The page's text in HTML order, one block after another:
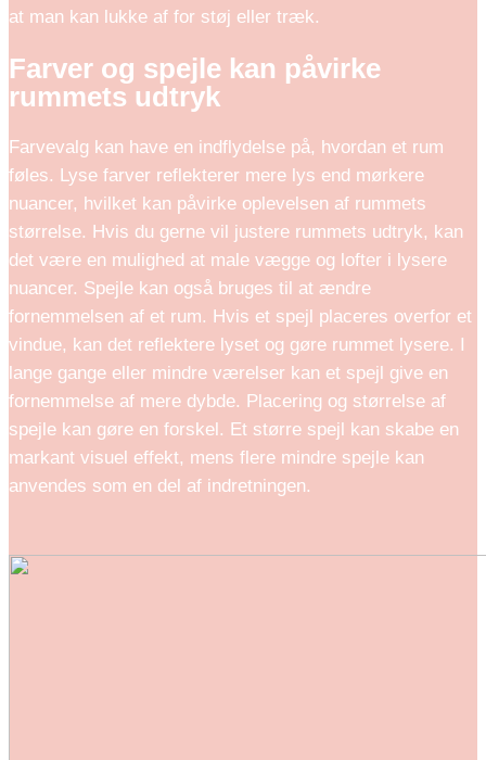
at man kan lukke af for støj eller træk.
Farver og spejle kan påvirke
rummets udtryk
Farvevalg kan have en indflydelse på, hvordan et rum
føles. Lyse farver reflekterer mere lys end mørkere
nuancer, hvilket kan påvirke oplevelsen af rummets
størrelse. Hvis du gerne vil justere rummets udtryk, kan
det være en mulighed at male vægge og lofter i lysere
nuancer. Spejle kan også bruges til at ændre
fornemmelsen af et rum. Hvis et spejl placeres overfor et
vindue, kan det reflektere lyset og gøre rummet lysere. I
lange gange eller mindre værelser kan et spejl give en
fornemmelse af mere dybde. Placering og størrelse af
spejle kan gøre en forskel. Et større spejl kan skabe en
markant visuel effekt, mens flere mindre spejle kan
anvendes som en del af indretningen.